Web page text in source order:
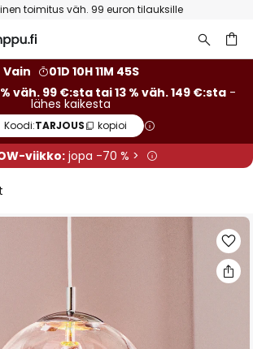
toimitus väh. 99 euron tilauksille
Vain
01D 10H 11M 44S
väh. 99 €:sta tai 13 % väh. 149 €:sta -
lähes kaikesta
Koodi:TARJOUS kopioi
viikko:jopa -70 % >